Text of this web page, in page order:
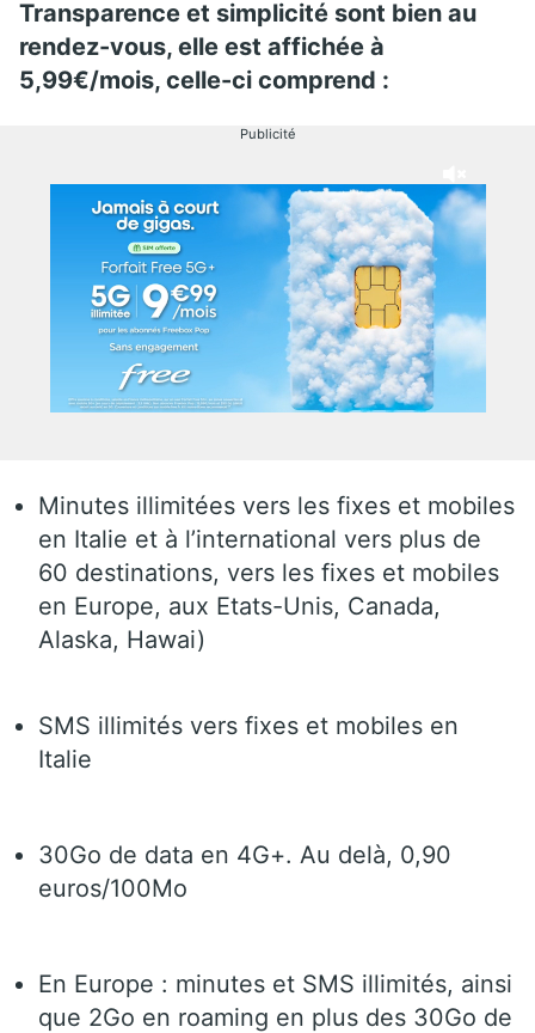
Transparence et simplicité sont bien au
rendez-vous, elle est affichée à
5,99€/mois, celle-ci comprend :
Publicité
Minutes illimitées vers les fixes et mobiles
en Italie et à l’international vers plus de
60 destinations, vers les fixes et mobiles
en Europe, aux Etats-Unis, Canada,
Alaska, Hawai)
SMS illimités vers fixes et mobiles en
Italie
30Go de data en 4G+. Au delà, 0,90
euros/100Mo
En Europe : minutes et SMS illimités, ainsi
que 2Go en roaming en plus des 30Go de